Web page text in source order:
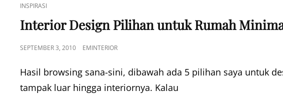
CAT
LINKS
INSPIRASI
Interior Design Pilihan untuk Rumah
POSTED
SEPTEMBER 3, 2010 EMINTERIOR
Hasil browsing sana-sini, dibawah ada 5 pilihan saya untuk
tampak luar hingga interiornya. Kalau